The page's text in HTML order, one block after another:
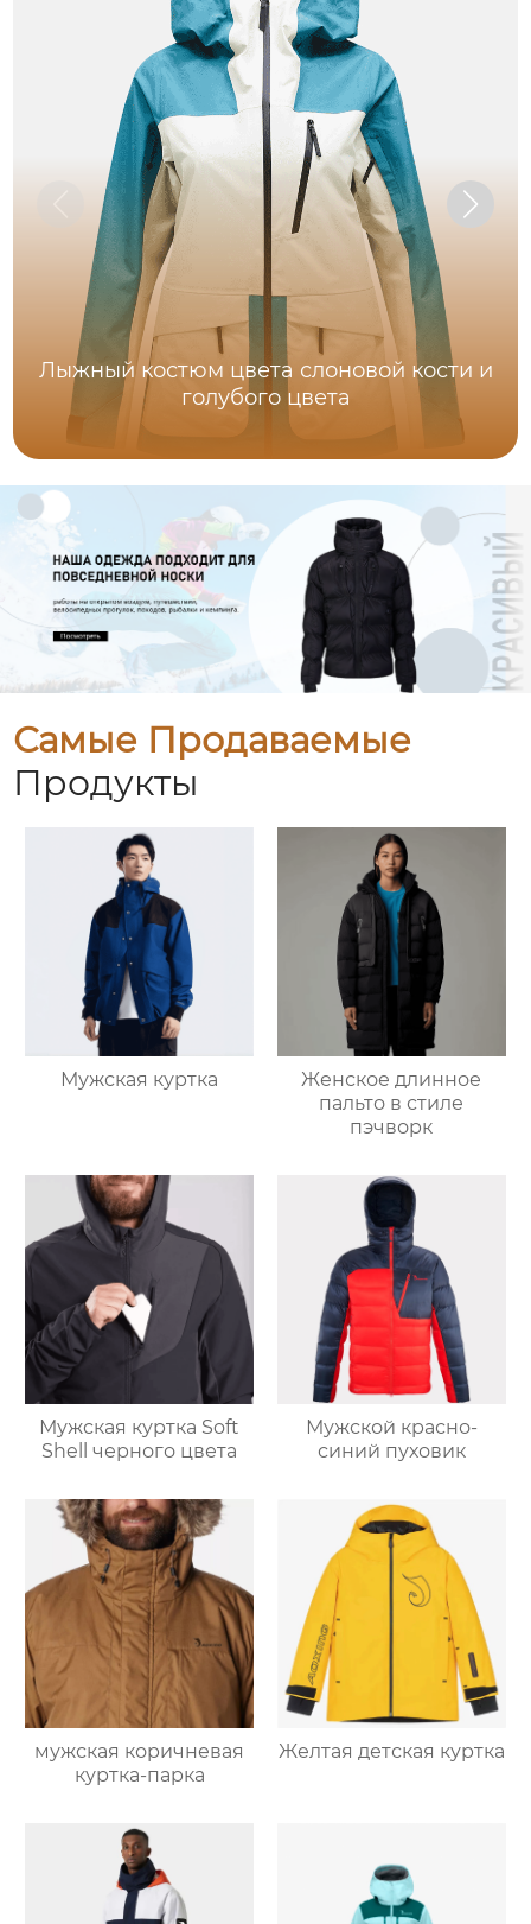
Лыжный костюм цвета слоновой кости и
голубого цвета
Самые Продаваемые
Продукты
Мужская куртка
Женское длинное
пальто в стиле
пэчворк
Мужская куртка Soft
Shell черного цвета
Мужской красно-
синий пуховик
мужская коричневая
куртка-парка
Желтая детская куртка